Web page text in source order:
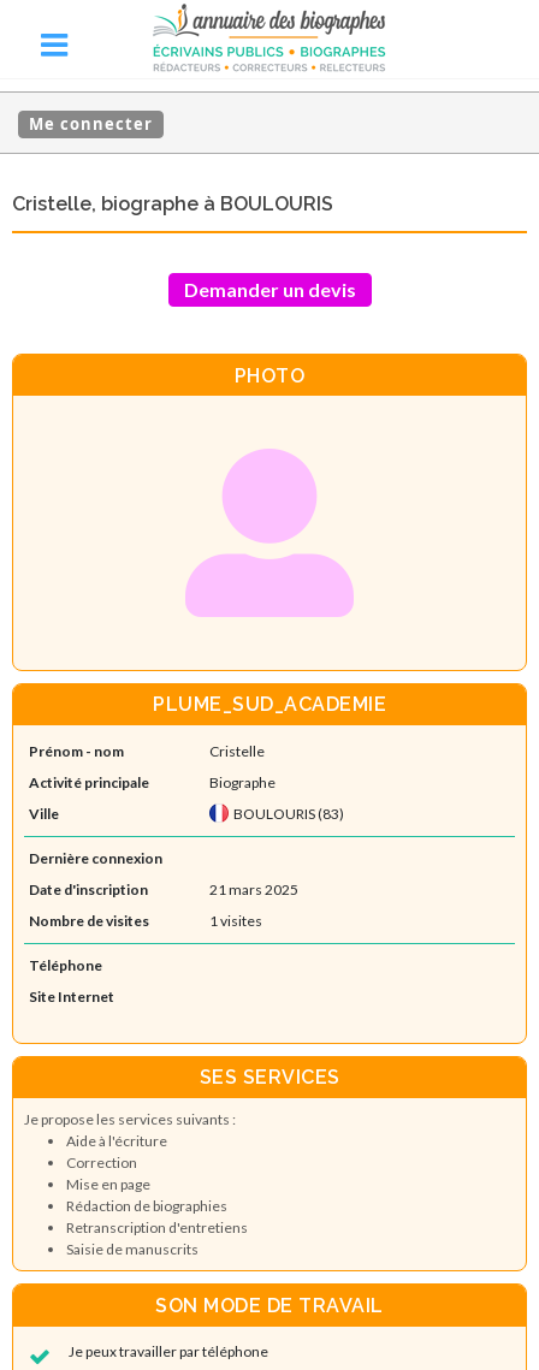
Me connecter
Cristelle, biographe à BOULOURIS
Demander un devis
PHOTO
PLUME_SUD_ACADEMIE
Prénom - nom
Cristelle
Activité principale
Biographe
Ville
BOULOURIS (83)
Dernière connexion
Date d'inscription
21 mars 2025
Nombre de visites
1 visites
Téléphone
Site Internet
SES SERVICES
Je propose les services suivants :
Aide à l'écriture
Correction
Mise en page
Rédaction de biographies
Retranscription d'entretiens
Saisie de manuscrits
SON MODE DE TRAVAIL
Je peux travailler par téléphone